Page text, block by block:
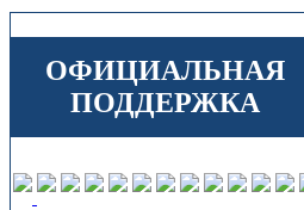
ОФИЦИАЛЬНАЯ
ПОДДЕРЖКА